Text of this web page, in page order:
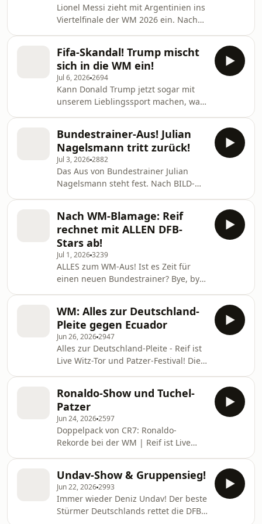
kommenden Dienstag (21 Uhr) spielt
der Europameister gegen Frankreich
um den Einzug ins Endspiel.
Außerdem geht es um d
Lionel Messi zieht mit Argentinien ins
Viertelfinale der WM 2026 ein. Nach
Ägypten spricht sogar von
Manipulation. Beim DFB hingegen
laufen die Zukunftsplanungen weiter.
Rudi Völler macht als Sportdirektor
weiter. Auch der designierte
Bundestrainer Jürgen Klopp sprach
bereits mit Rudi Völler und berichtete
bei Magenta TV von einem G
Fifa-Skandal! Trump mischt
sich in die WM ein!
Jul 6, 20262694
Kann Donald Trump jetzt sogar mit
unserem Lieblingssport machen, was
aufzuheben, erschüttert nicht nur
Fußball-Fans. Außerdem werfen wir
einen Blick auf Norwegen und
England! Norwegen besiegt Brasilien
und steht erstmals im WM-
Viertelfinale, Gegner: England. Die
Truppe von Trainer Thomas Tuchel
gewinnt ein spektakuläres WM-
Achtelfi
Bundestrainer-Aus! Julian
Nagelsmann tritt zurück!
Jul 3, 20262882
Das Aus von Bundestrainer Julian
Nagelsmann steht fest. Nach BILD-
Aussprache mit den DFB-Bossen
nahegelegt, von seinem Amt als
Bundestrainer zurückzutreten. Diese
goldene Brücke will Nagelsmann nun
gehen. Alles zum Nagelsmann-Aus in
der neuen Folge „Reif ist Live“.
Nach WM-Blamage: Reif
rechnet mit ALLEN DFB-
Stars ab!
Jul 1, 20263239
ALLES zum WM‑Aus! Ist es Zeit für
einen neuen Bundestrainer? Bye, bye,
Elfmeterschießen an Paraguay und
erlebt ein WM-Fiasko. Gemeinsam mit
Marcel Reif schauen wir auf die
Niederlage der DFB-Stars. Was muss
sich jetzt in der Nationalmannschaft
ändern? Welche Konsequenzen
müssen gezogen werden? Und wer
entscheidet jetzt über die
Nagelsmann-Zu
WM: Alles zur Deutschland-
Pleite gegen Ecuador
Jun 26, 20262947
Alles zur Deutschland-Pleite - Reif ist
Live Witz-Tor und Patzer-Festival! Die
Ecuador setzt es ein 1:2 – und schon
das frühe 1:0 hätte nach Meinung von
Schiri-Experte Manuel Gräfe niemals
zählen dürfen. Was war passiert?
Nach einem Einwurf nimmt
Aleksandar Pavlovic den Ball mit der
Brust an und zieht das Bein dabei so
hoch, da
Ronaldo-Show und Tuchel-
Patzer
Jun 24, 20262597
Doppelpack von CR7: Ronaldo-
Rekorde bei der WM | Reif ist Live
Portugiese traf beim 5:0-Sieg gegen
Usbekistan doppelt und stellte gleich
vier Rekorde auf. CR7 hatte beim WM-
Auftakt noch eine sehr schwache
Undav-Show & Gruppensieg!
Jun 22, 20262993
Immer wieder Deniz Undav! Der beste
Stürmer Deutschlands rettet die DFB-